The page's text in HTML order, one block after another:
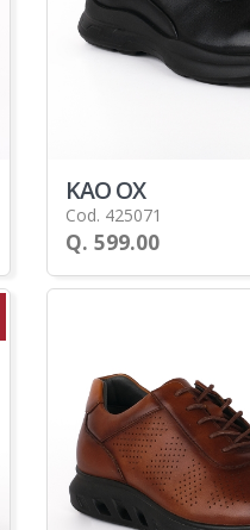
KAO OX
Cod. 425071
Q. 599.00